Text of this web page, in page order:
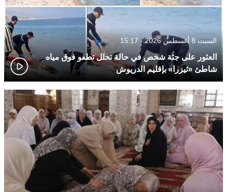
السبت 8 أغسطس 2026 - 15:17
العثور على جثة شخص في حالة تحلل تطفو فوق مياه
شاطئ «ثيزرا» بإقليم الدريوش